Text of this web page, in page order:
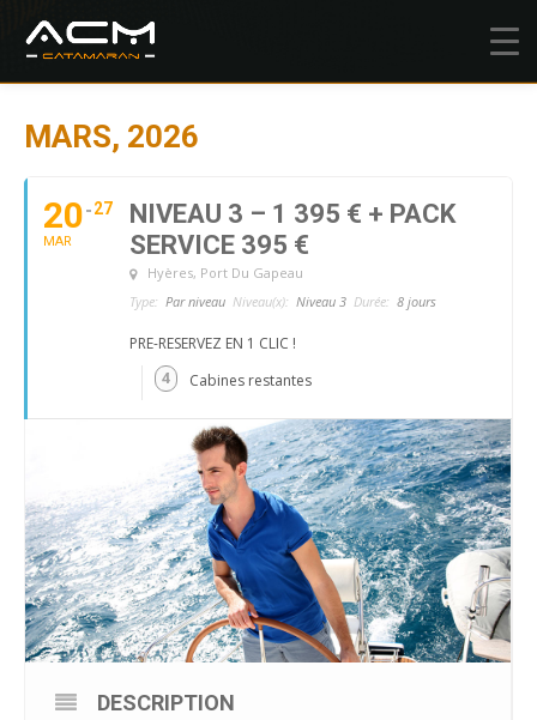
MARS, 2026
20
MAR
27
NIVEAU 3 – 1 395 € + PACK
SERVICE 395 €
Hyères, Port Du Gapeau
Type: Par niveau Niveau(x): Niveau 3 Durée: 8 jours
PRE-RESERVEZ EN 1 CLIC !
4 Cabines restantes
DESCRIPTION